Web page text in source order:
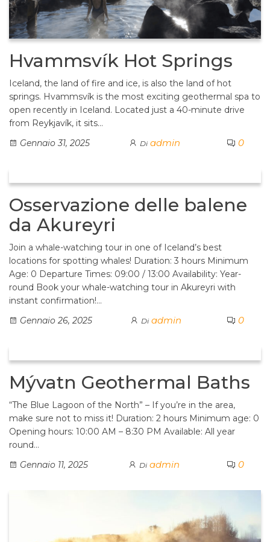
Hvammsvík Hot Springs
Iceland, the land of fire and ice, is also the land of hot
springs. Hvammsvík is the most exciting geothermal spa to
open recently in Iceland. Located just a 40-minute drive
from Reykjavík, it sits…
Gennaio 31, 2025
Di admin 0
Osservazione delle balene
da Akureyri
Join a whale-watching tour in one of Iceland’s best
locations for spotting whales! Duration: 3 hours Minimum
Age: 0 Departure Times: 09:00 / 13:00 Availability: Year-
round Book your whale-watching tour in Akureyri with
instant confirmation!…
Gennaio 26, 2025
Di admin 0
Mývatn Geothermal Baths
“The Blue Lagoon of the North” – If you’re in the area,
make sure not to miss it! Duration: 2 hours Minimum age: 0
Opening hours: 10:00 AM – 8:30 PM Available: All year
round…
Gennaio 11, 2025
Di admin 0